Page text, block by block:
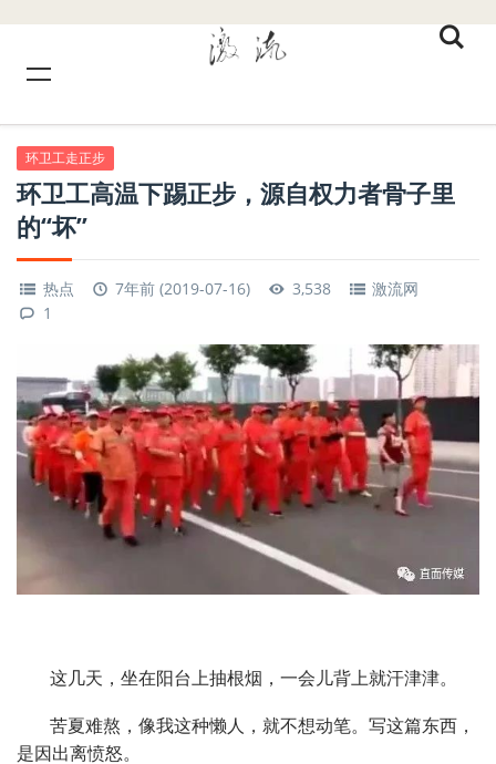
环卫工走正步
环卫工高温下踢正步，源自权力者骨子里
的“坏”
热点 7年前 (2019-07-16) 3,538
激流网
1
这几天，坐在阳台上抽根烟，一会儿背上就汗津津。
苦夏难熬，像我这种懒人，就不想动笔。写这篇东西，
是因出离愤怒。